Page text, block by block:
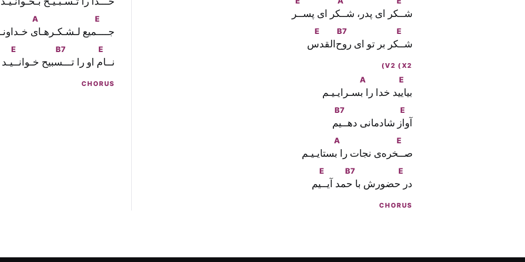
شــكر اى پدر، شــكر اى پســر
شـ
E
ـكر بر تو اى ر
B7
وح‌القد
E
س
V2 (X2)
بيا
E
ييد خدا را
A
بسـرايـيـم
آو
E
از شادمانى دهـ
B7
ـيم
صـ
E
ـخره‌ى نجات را
A
بستايـيـم
در
E
حضورش با
B7
حمد آيـ
E
ـيم
CHORUS
جـــ
E
ـميع لـشـکـرهـا
A
ى
نــا
E
م او را تــ
B7
ـسبيح خـوانـ
E
ـيـد
CHORUS